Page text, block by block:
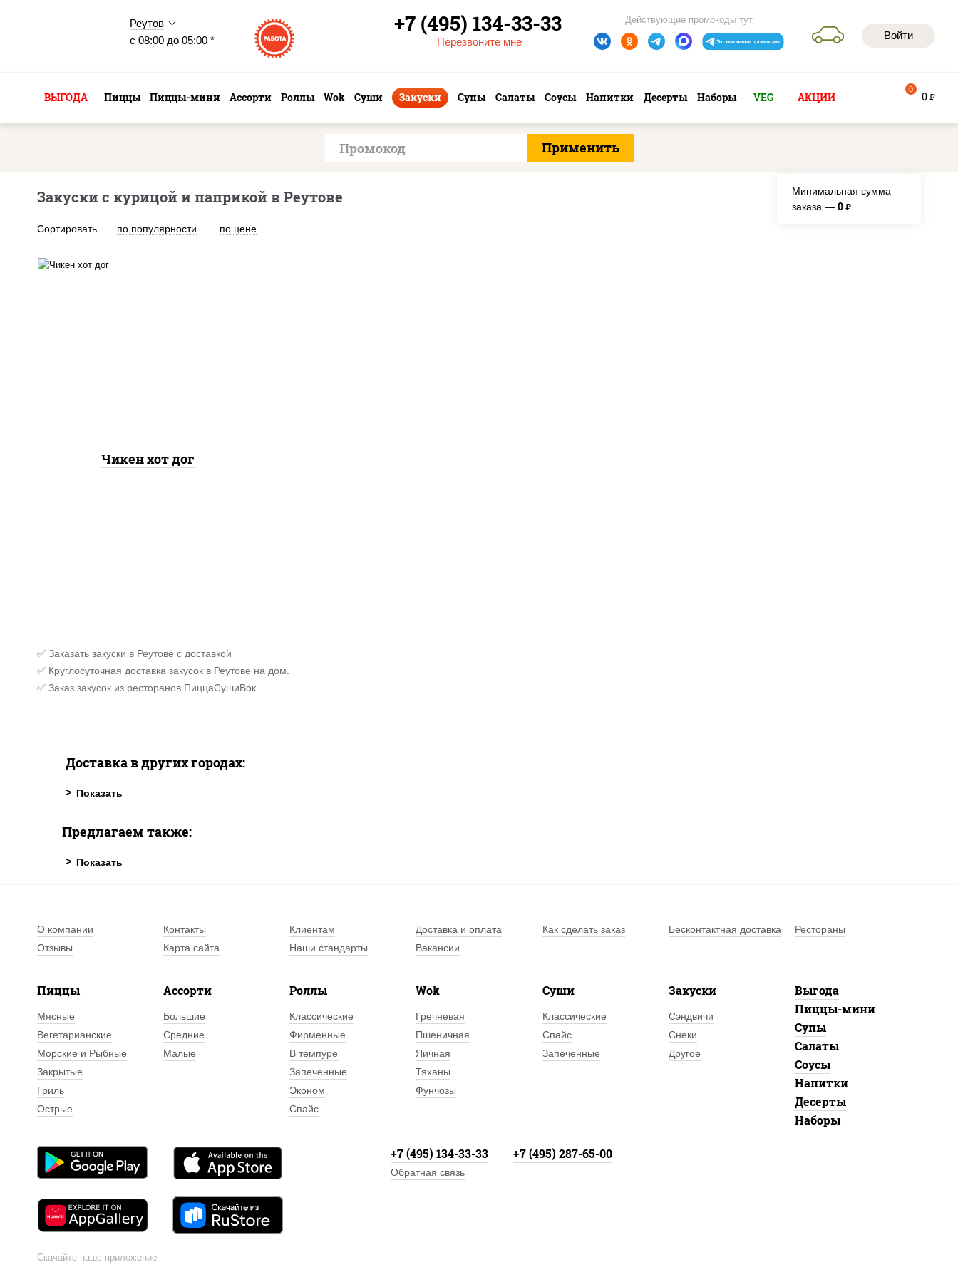
Реутов
с 08:00 до 05:00 *
Войти
Действующие промокоды тут
+7 (495) 134-33-33
Перезвоните мне
ВЫГОДА Пиццы Пиццы-мини Ассорти Роллы Wok Суши Закуски Супы Салаты Соусы Напитки Десерты Наборы VEG АКЦИИ 0 руб
0
Закуски с курицой и паприкой в Реутове
Сортировать по популярности по цене
Минимальная сумма
заказа — 0 руб.
Чикен хот дог
✅ Заказать закуски в Реутове с доставкой
✅ Круглосуточная доставка закусок в Реутове на дом.
✅ Заказ закусок из ресторанов ПиццаСушиВок.
Доставка в других городах:
Предлагаем также:
О компании Контакты Клиентам Доставка и оплата Как сделать заказ Бесконтактная доставка
Рестораны
Отзывы
Карта сайта Наши стандарты Вакансии
Пиццы
Мясные
Вегетарианские
Морские и Рыбные
Закрытые
Гриль
Острые
Ассорти
Большие
Средние
Малые
Роллы
Классические
Фирменные
В темпуре
Запеченные
Эконом
Спайс
Wok
Гречневая
Пшеничная
Яичная
Тяханы
Фунчозы
Суши
Классические
Спайс
Запеченные
Закуски
Сэндвичи
Снеки
Другое
Выгода
Пиццы-мини
Супы
Салаты
Соусы
Напитки
Десерты
Наборы
Скачайте наше приложение
+7 (495) 134-33-33 +7 (495) 287-65-00
Обратная связь